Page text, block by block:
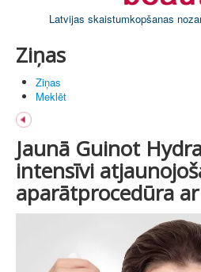
Latvijas skaistumkopšanas
Ziņas
Ziņas
Meklēt
Jaunā Guinot
intensīvi
aparātprocedūra